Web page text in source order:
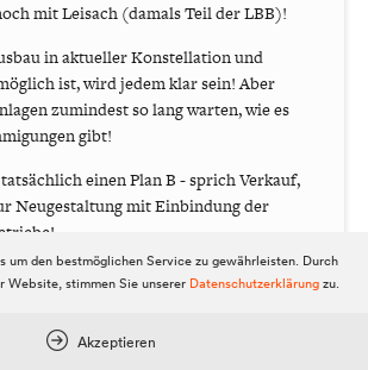
mit Leisach (damals Teil der LBB)!
in aktueller Konstellation und
ist, wird jedem klar sein! Aber
zumindest so lang warten, wie es
gibt!
einen Plan B - sprich Verkauf,
Neugestaltung mit Einbindung der
1 23
um den bestmöglichen Service zu gewährleisten. Durch
Website, stimmen Sie unserer Datenschutzerklärungzu.
Akzeptieren